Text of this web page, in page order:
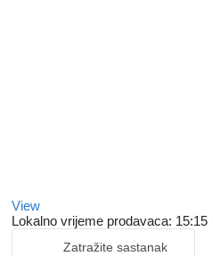
View
Lokalno vrijeme prodavaca: 15:15
Zatražite sastanak